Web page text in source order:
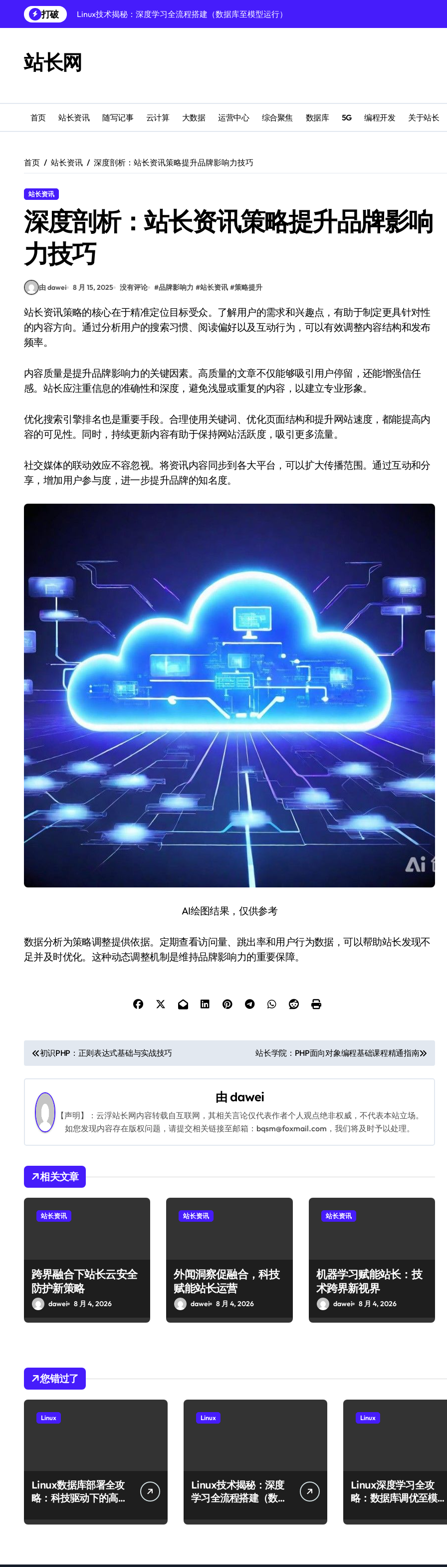
到
打破
Linux技术揭秘：深度学习全流程搭建（数据库至模型运行）
Linux数据库速搭秘籍：科技赋能项目稳定运行全攻略
创业者必学：Windows运行库高效搭建指南
Windows下PHP开发环境高效配置秘籍
跨界融合下站长云安全防护新策略
外闻洞察促融合，科技赋能站长运营
站长网
首页 站长资讯 随写记事 云计算 大数据 运营中心 综合聚焦 数据库 5G 编程开发 关于站长
首页 站长资讯 深度剖析：站长资讯策略提升品牌影响力技巧
站长资讯
深度剖析：站长资讯策略提升品牌影响
力技巧
由 dawei 8 月 15, 2025 没有评论 #品牌影响力 #站长资讯 #策略提升
站长资讯策略的核心在于精准定位目标受众。了解用户的需求和兴趣点，有助于制定更具针对性
的内容方向。通过分析用户的搜索习惯、阅读偏好以及互动行为，可以有效调整内容结构和发布
频率。
内容质量是提升品牌影响力的关键因素。高质量的文章不仅能够吸引用户停留，还能增强信任
感。站长应注重信息的准确性和深度，避免浅显或重复的内容，以建立专业形象。
优化搜索引擎排名也是重要手段。合理使用关键词、优化页面结构和提升网站速度，都能提高内
容的可见性。同时，持续更新内容有助于保持网站活跃度，吸引更多流量。
社交媒体的联动效应不容忽视。将资讯内容同步到各大平台，可以扩大传播范围。通过互动和分
享，增加用户参与度，进一步提升品牌的知名度。
AI绘图结果，仅供参考
数据分析为策略调整提供依据。定期查看访问量、跳出率和用户行为数据，可以帮助站长发现不
足并及时优化。这种动态调整机制是维持品牌影响力的重要保障。
文
章
导
航
初识PHP：正则表达式基础与实战技巧 站长学院：PHP面向对象编程基础课程精通指南
由 dawei
【声明】：云浮站长网内容转载自互联网，其相关言论仅代表作者个人观点绝非权威，不代表本站立场。
如您发现内容存在版权问题，请提交相关链接至邮箱：bqsm@foxmail.com，我们将及时予以处理。
相关文章
站长资讯
跨界融合下站长云安全
防护新策略
dawei 8 月 4, 2026
站长资讯
外闻洞察促融合，科技
赋能站长运营
dawei 8 月 4, 2026
站长资讯
机器学习赋能站长：技
术跨界新视界
dawei 8 月 4, 2026
您错过了
Linux
Linux数据库部署全攻
略：科技驱动下的高效
Linux
Linux技术揭秘：深度
学习全流程搭建（数据
Linux
Linux深度学习全攻
略：数据库调优至模型